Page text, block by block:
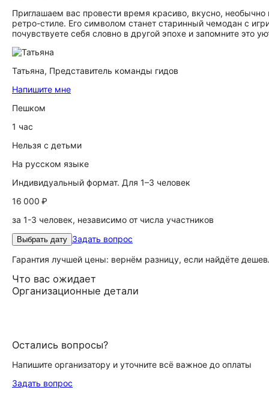
Приглашаем вас провести время красиво, вкусно,
ретро-стиле. Его символом станет старинный чемодан с
почувствуете себя словно в другой эпохе и запомните это
Татьяна, Представитель команды гидов
Напишите мне
Пешком
1 час
Нельзя с детьми
На русском языке
Индивидуальный формат. Для 1–3 человек
16 000 ₽
за 1-3 человек, независимо от числа участников
Выбрать дату Задать вопрос
Гарантия лучшей цены: вернём разницу, если найдёте
Что вас ожидает
Организационные детали
Остались вопросы?
Напишите организатору и уточните всё важное до оплаты
Задать вопрос